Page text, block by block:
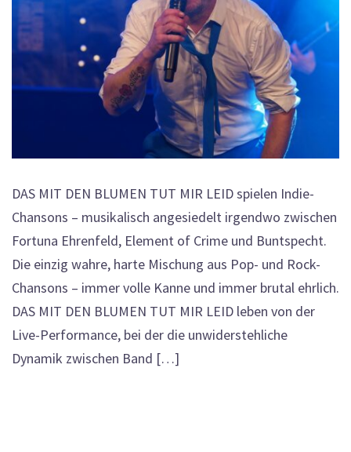
DAS MIT DEN BLUMEN TUT MIR LEID spielen Indie-
Chansons – musikalisch angesiedelt irgendwo zwischen
Fortuna Ehrenfeld, Element of Crime und Buntspecht.
Die einzig wahre, harte Mischung aus Pop- und Rock-
Chansons – immer volle Kanne und immer brutal ehrlich.
DAS MIT DEN BLUMEN TUT MIR LEID leben von der
Live-Performance, bei der die unwiderstehliche
Dynamik zwischen Band […]